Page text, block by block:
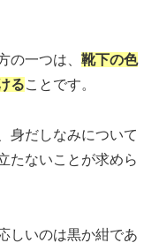
の一つは、 靴下の色
ることです。
身だしなみについて
たないことが求めら
しいのは黒か紺であ